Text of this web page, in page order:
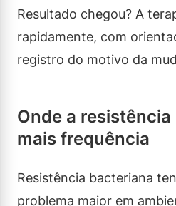
Resultado chegou? A
rapidamente, com
registro do motivo da
Onde a
mais frequência
Resistência bacteriana
problema maior em